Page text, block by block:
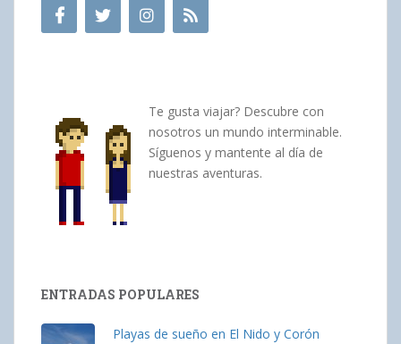
Te gusta viajar? Descubre con
nosotros un mundo interminable.
Síguenos y mantente al día de
nuestras aventuras.
ENTRADAS POPULARES
Playas de sueño en El Nido y Corón